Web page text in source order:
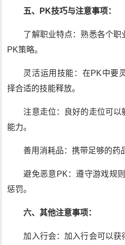
五、PK技巧与注意事项：
了解职业特点：熟悉各个
PK策略。
灵活运用技能：在PK中要
择合适的技能释放。
注意走位：良好的走位可
能力。
善用消耗品：携带足够的药
避免恶意PK：遵守游戏规
惩罚。
六、其他注意事项：
加入行会：加入行会可以